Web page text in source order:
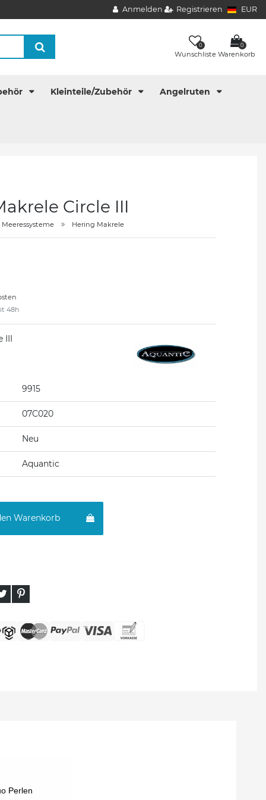
Anmelden Registrieren EUR
0
Wunschliste
0
Warenkorb
Kleinteile/Zubehör Angelruten
Circle III
Meeressysteme Hering Makrele
48h
III
9915
07C020
Neu
Aquantic
Warenkorb
Perlen